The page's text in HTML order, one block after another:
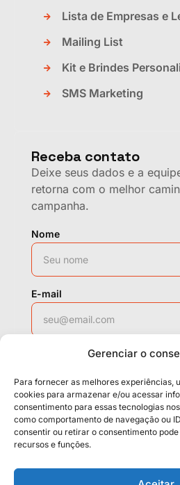
Gerenciar o
Para fornecer as melhores experiências,
cookies para armazenar e/ou acessar
consentimento para essas tecnologias
como comportamento de navegação ou
consentir ou retirar o consentimento
recursos e funções.
Lista de Empresas e
Mailing List
Kit e Brindes
SMS Marketing
Receba contato
Deixe seus dados e a
retorna com o melhor
campanha.
Nome
E-mail
Solicitar
Políticas Cookies